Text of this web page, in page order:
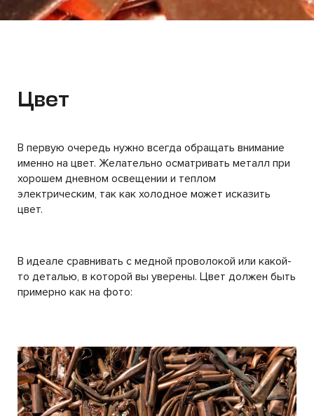
Цвет
В первую очередь нужно всегда обращать внимание
именно на цвет. Желательно осматривать металл при
хорошем дневном освещении и теплом
электрическим, так как холодное может исказить
цвет.
В идеале сравнивать с медной проволокой или какой-
то деталью, в которой вы уверены. Цвет должен быть
примерно как на фото: